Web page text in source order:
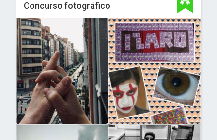
Concurso fotográfico